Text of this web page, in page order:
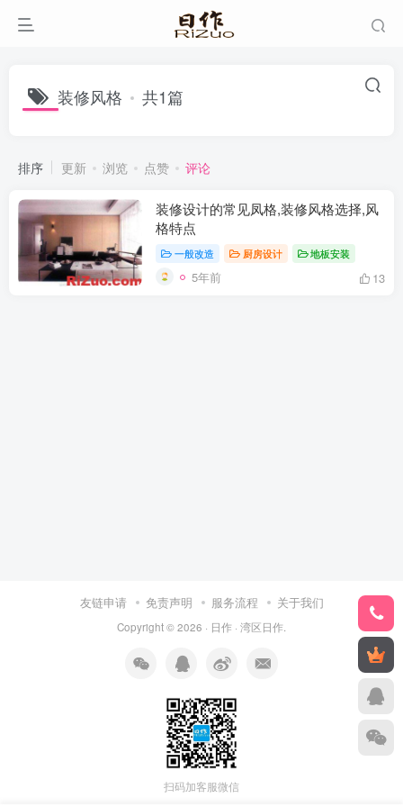
装修风格 共1篇
排序 更新 浏览 点赞 评论
装修设计的常见凤格,装修风格选择,风
格特点
一般改造 厨房设计 地板安装
5年前 13
友链申请 免责声明 服务流程 关于我们
Copyright © 2026 · 日作 · 湾区日作
扫码加客服微信